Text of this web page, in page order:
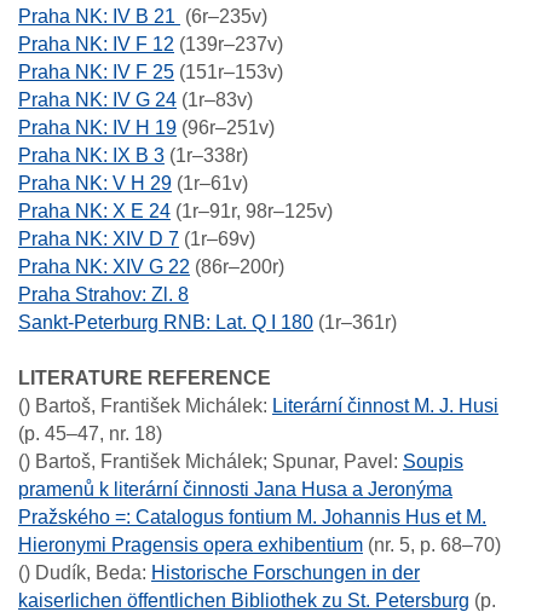
Praha NK: IV B 21 (6r–235v)
Praha NK: IV F 12 (139r–237v)
Praha NK: IV F 25 (151r–153v)
Praha NK: IV G 24 (1r–83v)
Praha NK: IV H 19 (96r–251v)
Praha NK: IX B 3 (1r–338r)
Praha NK: V H 29 (1r–61v)
Praha NK: X E 24 (1r–91r, 98r–125v)
Praha NK: XIV D 7 (1r–69v)
Praha NK: XIV G 22 (86r–200r)
Praha Strahov: Zl. 8
Sankt-Peterburg RNB: Lat. Q I 180 (1r–361r)
LITERATURE REFERENCE
() Bartoš, František Michálek: Literární činnost M. J. Husi
(p. 45–47, nr. 18)
() Bartoš, František Michálek; Spunar, Pavel : Soupis
pramenů k literární činnosti Jana Husa a Jeronýma
Pražského =: Catalogus fontium M. Johannis Hus et M.
Hieronymi Pragensis opera exhibentium (nr. 5, p. 68–70)
() Dudík, Beda: Historische Forschungen in der
kaiserlichen öffentlichen Bibliothek zu St. Petersburg (p.